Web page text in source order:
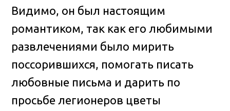
Видимо, он был настоящим
романтиком, так как его любимыми
развлечениями было мирить
поссорившихся, помогать писать
любовные письма и дарить по
просьбе легионеров цветы